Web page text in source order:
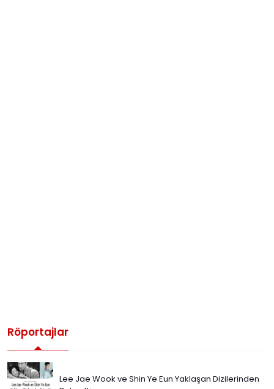
Röportajlar
Lee Jae Wook ve Shin Ye Eun Yaklaşan Dizilerinden